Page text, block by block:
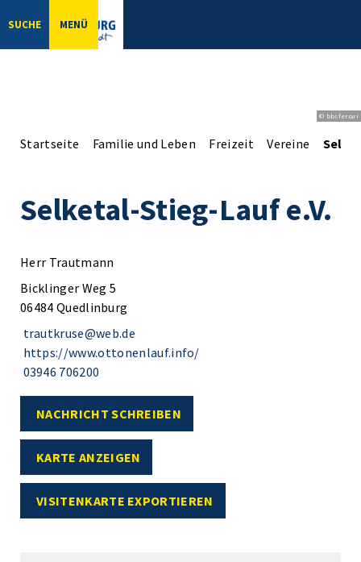
SUCHE MENÜ
© bbsferrari
Startseite Familie und Leben Freizeit Vereine
Selketal-Stieg-Lauf e.V.
Herr Trautmann
Bicklinger Weg 5
06484 Quedlinburg
trautkruse@web.de
https://www.ottonenlauf.info/
03946 706200
NACHRICHT SCHREIBEN
KARTE ANZEIGEN
VISITENKARTE EXPORTIEREN